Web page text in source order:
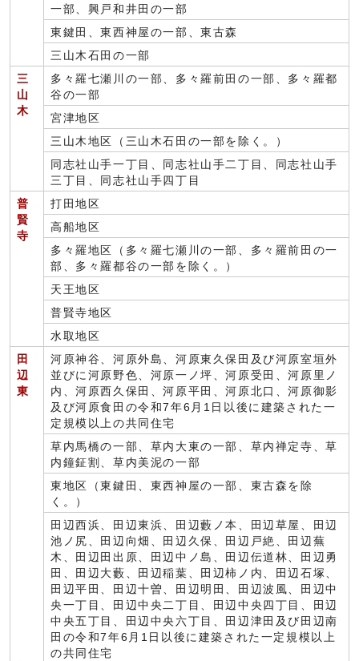
一部、興戸和井田の一部
東鍵田、東西神屋の一部、東古森
三山木石田の一部
三
山
木
多々羅七瀬川の一部、多々羅前田の一部、多々羅都
谷の一部
宮津地区
三山木地区（三山木石田の一部を除く。）
同志社山手一丁目、同志社山手二丁目、同志社山手
三丁目、同志社山手四丁目
普
賢
寺
打田地区
高船地区
多々羅地区（多々羅七瀬川の一部、多々羅前田の一
部、多々羅都谷の一部を除く。）
天王地区
普賢寺地区
水取地区
田
辺
東
河原神谷、河原外島、河原東久保田及び河原室垣外
並びに河原野色、河原一ノ坪、河原受田、河原里ノ
内、河原西久保田、河原平田、河原北口、河原御影
及び河原食田の令和7年6月1日以後に建築された一
定規模以上の共同住宅
草内馬橋の一部、草内大東の一部、草内禅定寺、草
内鐘鉦割、草内美泥の一部
東地区（東鍵田、東西神屋の一部、東古森を除
く。）
田辺西浜、田辺東浜、田辺藪ノ本、田辺草屋、田辺
池ノ尻、田辺向畑、田辺久保、田辺戸絶、田辺蕪
木、田辺田出原、田辺中ノ島、田辺伝道林、田辺勇
田、田辺大藪、田辺稲葉、田辺柿ノ内、田辺石塚、
田辺平田、田辺十曽、田辺明田、田辺波風、田辺中
央一丁目、田辺中央二丁目、田辺中央四丁目、田辺
中央五丁目、田辺中央六丁目、田辺津田及び田辺南
田の令和7年6月1日以後に建築された一定規模以上
の共同住宅